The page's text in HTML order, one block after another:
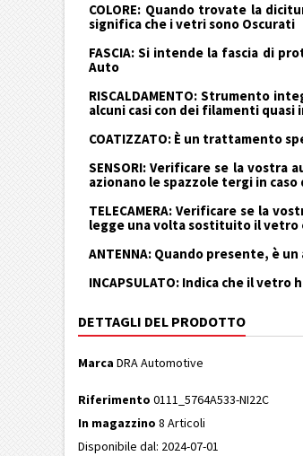
COLORE: Quando trovate la
significa che i vetri sono Oscurati
FASCIA: Si intende la fascia di
Auto
RISCALDAMENTO: Strumento
alcuni casi con dei filamenti
COATIZZATO: È un trattamento
SENSORI: Verificare se la
azionano le spazzole tergi in
TELECAMERA: Verificare se la
legge una volta sostituito il
ANTENNA: Quando presente, è
INCAPSULATO: Indica che il
DETTAGLI DEL PRODOTTO
Marca DRA Automotive
Riferimento 0111_5764A533-NI22C
In magazzino 8 Articoli
Disponibile dal: 2024-07-01